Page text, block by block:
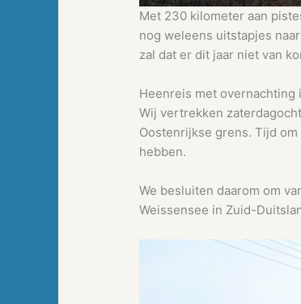
Met 230 kilometer aan
nog weleens uitstapjes
zal dat er dit jaar niet van
Heenreis met overnachting
Wij vertrekken
Oostenrijkse grens. Tijd
hebben.
We besluiten daarom om
Weissensee in Zuid-